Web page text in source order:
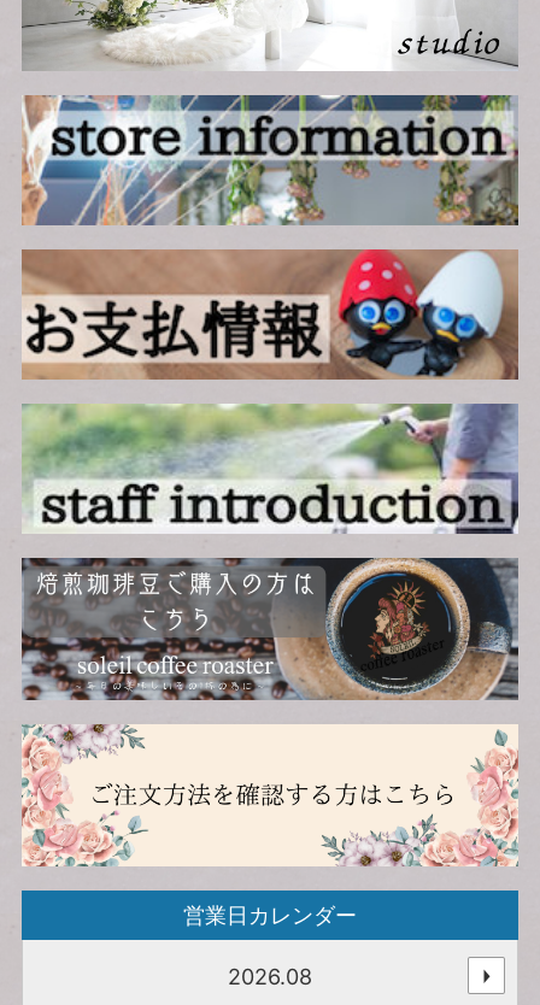
営業日カレンダー
2026.08